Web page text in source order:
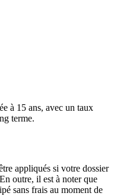
à 15 ans, avec un taux
terme.
appliqués si votre dossier
outre, il est à noter que
sans frais au moment de